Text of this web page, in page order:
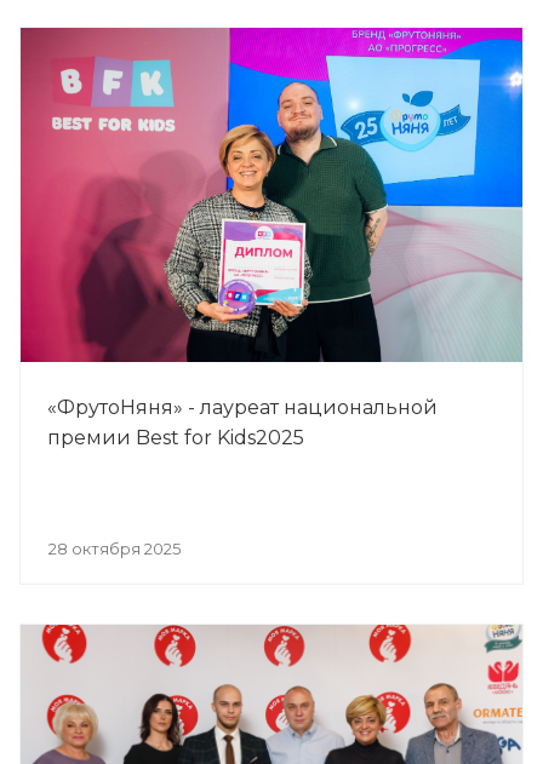
«ФрутоНяня» - лауреат национальной
премии Best for Kids2025
28 октября 2025